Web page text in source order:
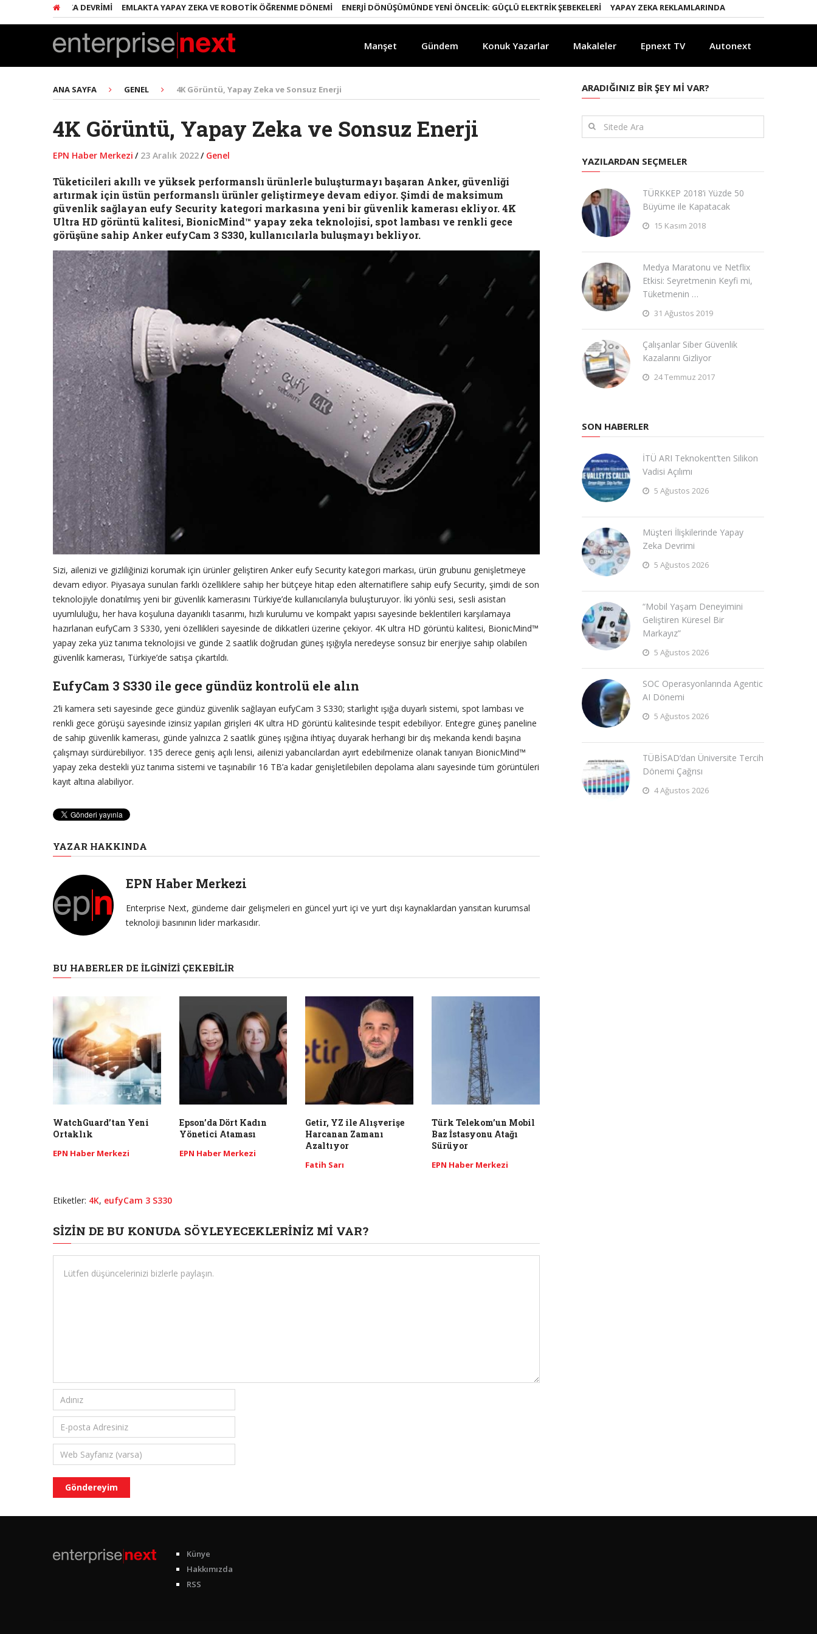
YAPAY ZEKA DEVRIMI EMLAKTA YAPAY ZEKA VE ROBOTIK ÖĞRENME DÖNEMI ENERJI DÖNÜŞÜMÜNDE YENI ÖNCELIK: GÜÇLÜ ELEKTRIK ŞEBEKELERI YAPAY ZEKA REKLAMLARINDA KURALLAR DEĞIŞIYOR
Manşet Gündem Konuk Yazarlar Makaleler Epnext TV Autonext
ANA SAYFA GENEL 4K Görüntü, Yapay Zeka ve Sonsuz Enerji
4K Görüntü, Yapay Zeka ve Sonsuz Enerji
EPN Haber Merkezi / 23 Aralık 2022/ Genel
Tüketicileri akıllı ve yüksek performanslı ürünlerle buluşturmayı başaran Anker, güvenliği
artırmak için üstün performanslı ürünler geliştirmeye devam ediyor. Şimdi de maksimum
güvenlik sağlayan eufy Security kategori markasına yeni bir güvenlik kamerası ekliyor. 4K
Ultra HD görüntü kalitesi, BionicMind™ yapay zeka teknolojisi, spot lambası ve renkli gece
görüşüne sahip Anker eufyCam 3 S330, kullanıcılarla buluşmayı bekliyor.
Sizi, ailenizi ve gizliliğinizi korumak için ürünler geliştiren Anker eufy Security kategori markası, ürün grubunu genişletmeye
devam ediyor. Piyasaya sunulan farklı özelliklere sahip her bütçeye hitap eden alternatiflere sahip eufy Security, şimdi de son
teknolojiyle donatılmış yeni bir güvenlik kamerasını Türkiye’de kullanıcılarıyla buluşturuyor. İki yönlü sesi, sesli asistan
uyumluluğu, her hava koşuluna dayanıklı tasarımı, hızlı kurulumu ve kompakt yapısı sayesinde beklentileri karşılamaya
hazırlanan eufyCam 3 S330, yeni özellikleri sayesinde de dikkatleri üzerine çekiyor. 4K ultra HD görüntü kalitesi, BionicMind™
yapay zeka yüz tanıma teknolojisi ve günde 2 saatlik doğrudan güneş ışığıyla neredeyse sonsuz bir enerjiye sahip olabilen
güvenlik kamerası, Türkiye’de satışa çıkartıldı.
EufyCam 3 S330 ile gece gündüz kontrolü ele alın
2’li kamera seti sayesinde gece gündüz güvenlik sağlayan eufyCam 3 S330; starlight ışığa duyarlı sistemi, spot lambası ve
renkli gece görüşü sayesinde izinsiz yapılan girişleri 4K ultra HD görüntü kalitesinde tespit edebiliyor. Entegre güneş paneline
de sahip güvenlik kamerası, günde yalnızca 2 saatlik güneş ışığına ihtiyaç duyarak herhangi bir dış mekanda kendi başına
çalışmayı sürdürebiliyor. 135 derece geniş açılı lensi, ailenizi yabancılardan ayırt edebilmenize olanak tanıyan BionicMind™
yapay zeka destekli yüz tanıma sistemi ve taşınabilir 16 TB’a kadar genişletilebilen depolama alanı sayesinde tüm görüntüleri
kayıt altına alabiliyor.
YAZAR HAKKINDA
EPN Haber Merkezi
Enterprise Next, gündeme dair gelişmeleri en güncel yurt içi ve yurt dışı kaynaklardan yansıtan kurumsal
teknoloji basınının lider markasıdır.
BU HABERLER DE İLGINIZI ÇEKEBILIR
WatchGuard’tan Yeni
Ortaklık
EPN Haber Merkezi
Epson’da Dört Kadın
Yönetici Ataması
EPN Haber Merkezi
Getir, YZ ile Alışverişe
Harcanan Zamanı
Azaltıyor
Fatih Sarı
Türk Telekom’un Mobil
Baz İstasyonu Atağı
Sürüyor
EPN Haber Merkezi
Etiketler: 4K, eufyCam 3 S330
SIZIN DE BU KONUDA SÖYLEYECEKLERINIZ MI VAR?
ARADIĞINIZ BIR ŞEY MI VAR?
YAZILARDAN SEÇMELER
TÜRKKEP 2018’i Yüzde 50
Büyüme ile Kapatacak
15 Kasım 2018
Medya Maratonu ve Netflix
Etkisi: Seyretmenin Keyfi mi,
Tüketmenin …
31 Ağustos 2019
Çalışanlar Siber Güvenlik
Kazalarını Gizliyor
24 Temmuz 2017
SON HABERLER
İTÜ ARI Teknokent’ten Silikon
Vadisi Açılımı
5 Ağustos 2026
Müşteri İlişkilerinde Yapay
Zeka Devrimi
5 Ağustos 2026
“Mobil Yaşam Deneyimini
Geliştiren Küresel Bir
Markayız”
5 Ağustos 2026
SOC Operasyonlarında Agentic
AI Dönemi
5 Ağustos 2026
TÜBİSAD’dan Üniversite Tercih
Dönemi Çağrısı
4 Ağustos 2026
Künye
Hakkımızda
RSS